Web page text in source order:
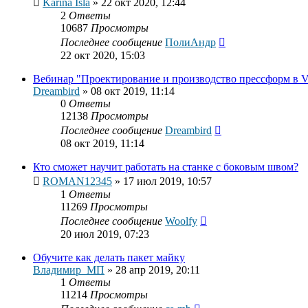
Karina Isla » 22 окт 2020, 12:44
2 Ответы
10687 Просмотры
Последнее сообщение ПолиАндр
22 окт 2020, 15:03
Вебинар "Проектирование и производство прессформ в
Dreambird » 08 окт 2019, 11:14
0 Ответы
12138 Просмотры
Последнее сообщение Dreambird
08 окт 2019, 11:14
Кто сможет научит работать на станке с боковым швом?
ROMAN12345 » 17 июл 2019, 10:57
1 Ответы
11269 Просмотры
Последнее сообщение Woolfy
20 июл 2019, 07:23
Обучите как делать пакет майку
Владимир_МП » 28 апр 2019, 20:11
1 Ответы
11214 Просмотры